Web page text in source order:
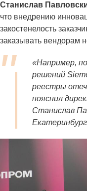
Станислав
что внедрению
закостенелость
заказывать вендорам
«Например,
решений
реестры
пояснил
Станислав